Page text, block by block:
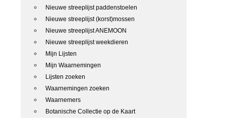
Nieuwe streeplijst paddenstoelen
Nieuwe streeplijst (korst)mossen
Nieuwe streeplijst ANEMOON
Nieuwe streeplijst weekdieren
Mijn Lijsten
Mijn Waarnemingen
Lijsten zoeken
Waarnemingen zoeken
Waarnemers
Botanische Collectie op de Kaart